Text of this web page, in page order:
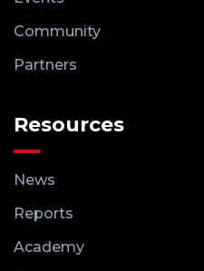
Community
Partners
Resources
News
Reports
Academy